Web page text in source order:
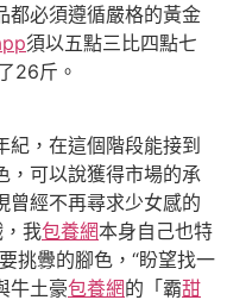
都必須遵循嚴格的黃金
須以五點三比四點七
26斤。
紀，在這個階段能接到
，可以說獲得市場的承
曾經不再尋求少女感的
我包養網本身自己也特
挑釁的腳色，“盼望找一
牛土豪包養網的「霸甜